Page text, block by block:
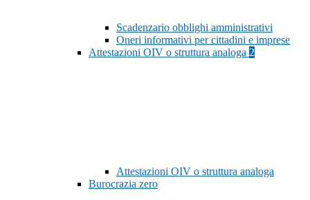
Scadenzario obblighi amministrativi
Oneri informativi per cittadini e imprese
Attestazioni OIV o struttura analoga 2
Attestazioni OIV o struttura analoga
Burocrazia zero